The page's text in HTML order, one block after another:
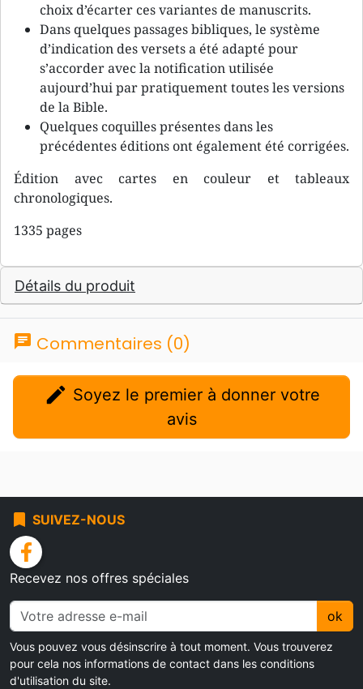
choix d’écarter ces variantes de manuscrits.
Dans quelques passages bibliques, le système
d’indication des versets a été adapté pour
s’accorder avec la notification utilisée
aujourd’hui par pratiquement toutes les versions
de la Bible.
Quelques coquilles présentes dans les
précédentes éditions ont également été corrigées.
Édition avec cartes en couleur et tableaux
chronologiques.
1335 pages
Détails du produit
chat Commentaires (0)
edit
avis
bookmark SUIVEZ-NOUS
facebook
Recevez nos offres spéciales
ok
Vous pouvez vous désinscrire à tout moment. Vous trouverez
pour cela nos informations de contact dans les conditions
d'utilisation du site.